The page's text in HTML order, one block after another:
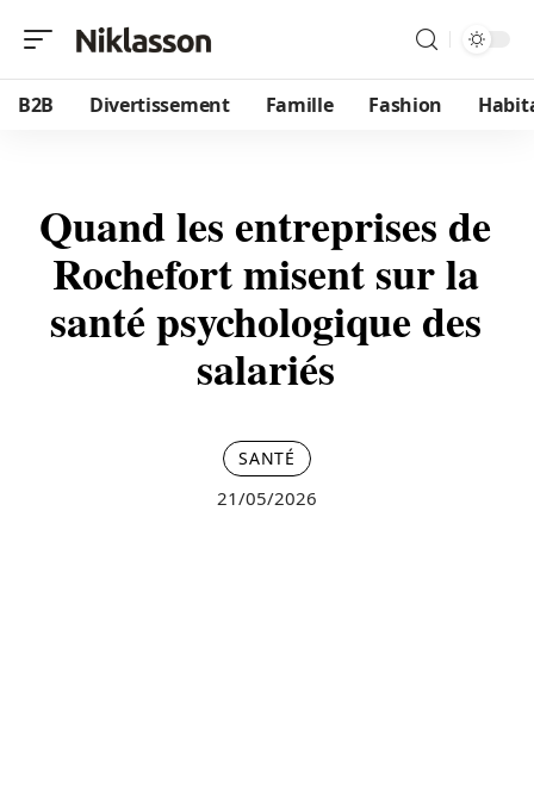
B2B Divertissement Famille Fashion
Quand les entreprises de
Rochefort misent sur la
santé psychologique des
salariés
SANTÉ
21/05/2026